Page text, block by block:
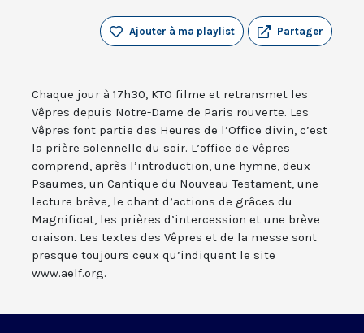
Partager
Ajouter à ma playlist
Chaque jour à 17h30, KTO filme et retransmet les
Vêpres depuis Notre-Dame de Paris rouverte. Les
Vêpres font partie des Heures de l’Office divin, c’est
la prière solennelle du soir. L’office de Vêpres
comprend, après l’introduction, une hymne, deux
Psaumes, un Cantique du Nouveau Testament, une
lecture brève, le chant d’actions de grâces du
Magnificat, les prières d’intercession et une brève
oraison. Les textes des Vêpres et de la messe sont
presque toujours ceux qu’indiquent le site
www.aelf.org.